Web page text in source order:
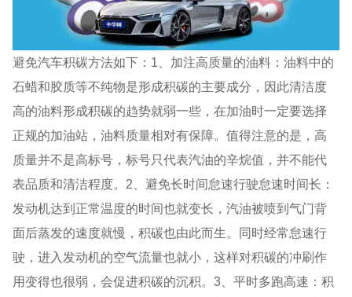
避免汽车积碳方法如下：1、加注高质量的油料：油料中的
石蜡和胶质等不纯物是形成积碳的主要成分，因此清洁度
高的油料形成积碳的趋势就弱一些，在加油时一定要选择
正规的加油站，油料质量相对有保障。值得注意的是，高
质量并不是高标号，标号只代表汽油的辛烷值，并不能代
表品质和清洁程度。2、避免长时间怠速行驶怠速时间长：
发动机达到正常温度的时间也就变长，汽油被喷到气门背
面后蒸发的速度就慢，积碳也由此而生。同时经常怠速行
驶，进入发动机的空气流量也就小，这样对积碳的冲刷作
用变得也很弱，会促进积碳的沉积。3、平时多跑高速：积